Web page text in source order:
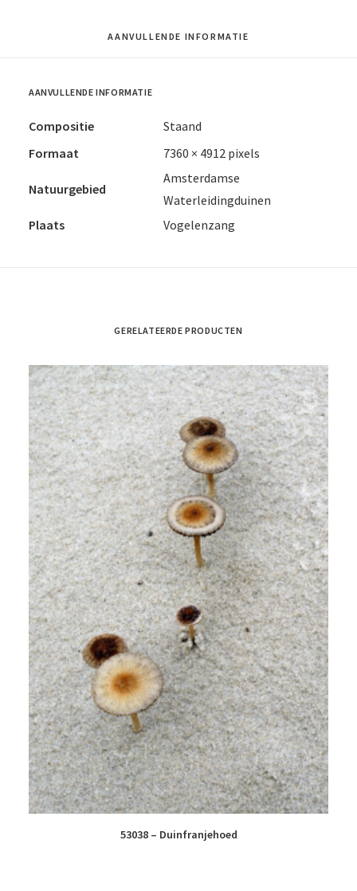
AANVULLENDE INFORMATIE
AANVULLENDE INFORMATIE
Compositie
Staand
Formaat
7360 × 4912 pixels
Natuurgebied
Amsterdamse
Waterleidingduinen
Plaats
Vogelenzang
GERELATEERDE PRODUCTEN
53038 – Duinfranjehoed